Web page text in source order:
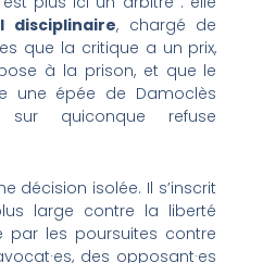
disciplinaire, chargé de
que la critique a un prix,
à la prison, et que le
une épée de Damoclès
quiconque refuse
décision isolée. Il s’inscrit
large contre la liberté
par les poursuites contre
des opposant·es